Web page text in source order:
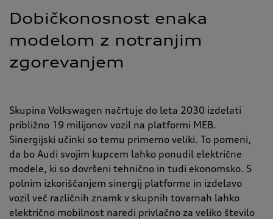
Dobičkonosnost enaka
modelom z notranjim
zgorevanjem
Skupina Volkswagen načrtuje do leta 2030 izdelati
približno 19 milijonov vozil na platformi MEB.
Sinergijski učinki so temu primerno veliki. To pomeni,
da bo Audi svojim kupcem lahko ponudil električne
modele, ki so dovršeni tehnično in tudi ekonomsko. S
polnim izkoriščanjem sinergij platforme in izdelavo
vozil več različnih znamk v skupnih tovarnah lahko
električno mobilnost naredi privlačno za veliko število